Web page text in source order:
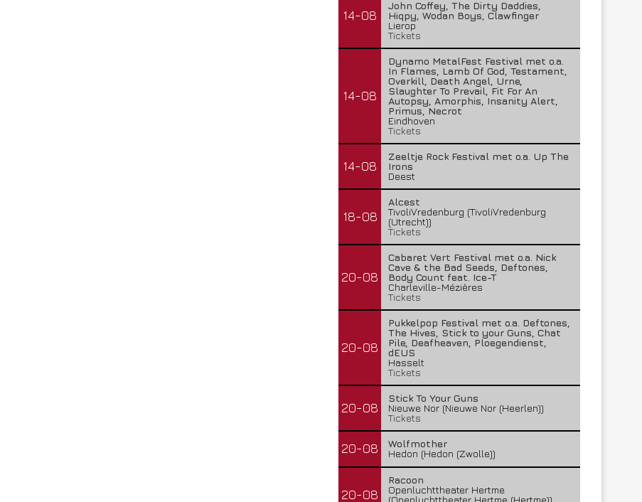
14-08
John Coffey, The Dirty Daddies,
Hiqpy, Wodan Boys, Clawfinger
Lierop
Tickets
14-08
Dynamo MetalFest Festival met o.a.
In Flames, Lamb Of God, Testament,
Overkill, Death Angel, Urne,
Slaughter To Prevail, Fit For An
Autopsy, Amorphis, Insanity Alert,
Primus, Necrot
Eindhoven
Tickets
14-08
Zeeltje Rock Festival met o.a. Up The
Irons
Deest
18-08
Alcest
TivoliVredenburg (TivoliVredenburg
(Utrecht))
Tickets
20-08
Cabaret Vert Festival met o.a. Nick
Cave & the Bad Seeds, Deftones,
Body Count feat. Ice-T
Charleville-Mézières
Tickets
20-08
Pukkelpop Festival met o.a. Deftones,
The Hives, Stick to your Guns, Chat
Pile, Deafheaven, Ploegendienst,
dEUS
Hasselt
Tickets
20-08
Stick To Your Guns
Nieuwe Nor (Nieuwe Nor (Heerlen))
Tickets
20-08
Wolfmother
Hedon (Hedon (Zwolle))
20-08
Racoon
Openluchttheater Hertme
(Openluchttheater Hertme (Hertme))